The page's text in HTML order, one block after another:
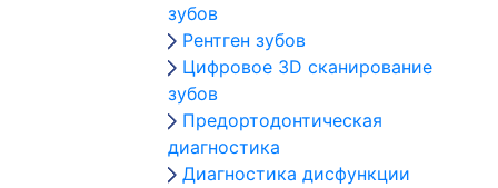
зубов
Рентген зубов
Цифровое 3D сканирование
зубов
Предортодонтическая
диагностика
Диагностика дисфункции